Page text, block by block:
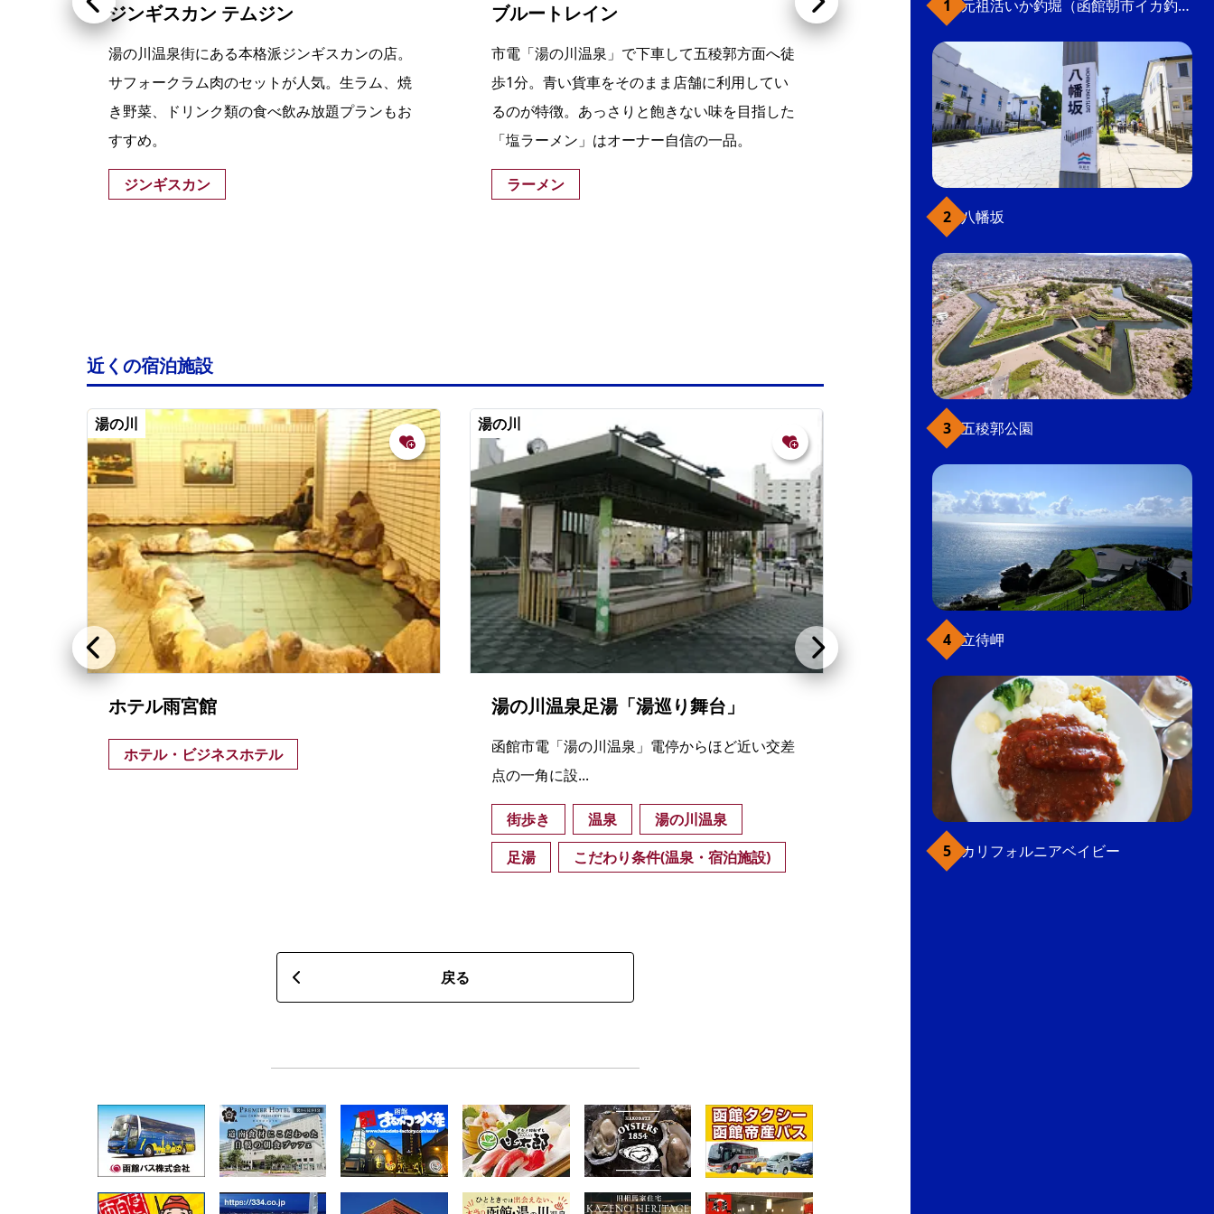
ジンギスカン テムジン
湯の川温泉街にある本格派ジンギスカンの店。
サフォークラム肉のセットが人気。生ラム、焼
き野菜、ドリンク類の食べ飲み放題プランもお
すすめ。
ジンギスカン
ブルートレイン
市電「湯の川温泉」で下車して五稜郭方面へ徒
歩1分。青い貨車をそのまま店舗に利用してい
るのが特徴。あっさりと飽きない味を目指した
「塩ラーメン」はオーナー自信の一品。
ラーメン
Endeavour
湯の川エリアにあるクラフトビアレストラン。
みなみ北海道・乙部町の水を使って醸造するク
ラフトビールと、生産者から直接仕入れる旬の
地元食材を主役にした料理が楽しめる。
カジュアルレストラン・食堂
ダイニング・ビアホール
こだわり条件(グルメ)
近くの宿泊施設
湯の川
ホテル雨宮館
ホテル・ビジネスホテル
湯の川
湯の川温泉足湯「湯巡り舞台」
函館市電「湯の川温泉」電停からほど近い交差
点の一角に設...
街歩き 温泉
湯の川温泉
足湯
こだわり条件(温泉・宿泊施設)
花びしホテル
ホテル・ビジネスホテル
戻る
元祖活いか釣堀（函館朝市イカ釣り体験）
八幡坂
五稜郭公園
立待岬
カリフォルニアベイビー